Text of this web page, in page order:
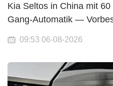
Kia Seltos in China mit
Gang-Automatik —
09:53 06-08-2026